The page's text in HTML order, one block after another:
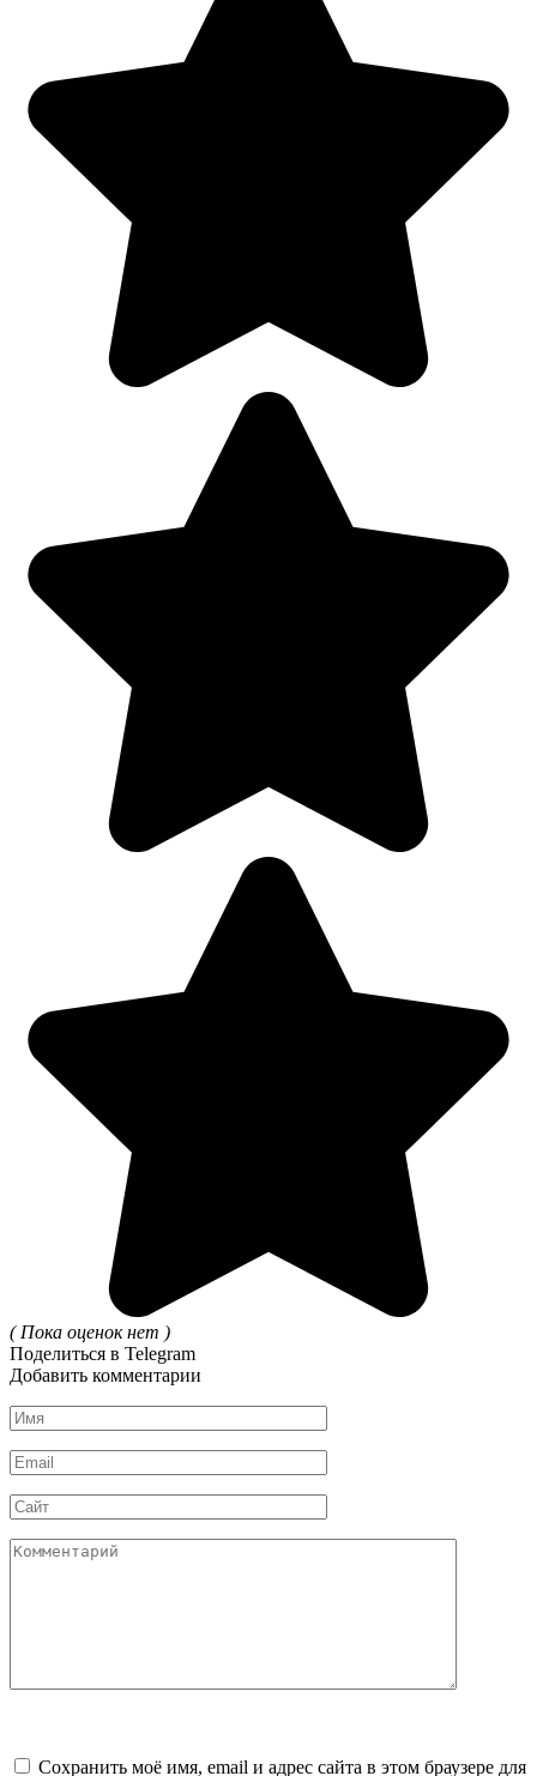
( Пока оценок нет )
Поделиться в Telegram
Добавить комментарии
Имя
*
Email
*
Сайт
Комментарий
Сохранить моё имя, email и адрес сайта в этом браузере для